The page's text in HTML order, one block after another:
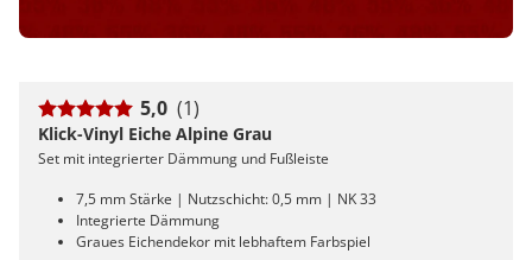
5,0 (1)
Klick-Vinyl Eiche Alpine Grau
Set mit integrierter Dämmung und Fußleiste
7,5 mm Stärke | Nutzschicht: 0,5 mm | NK 33
Integrierte Dämmung
Graues Eichendekor mit lebhaftem Farbspiel